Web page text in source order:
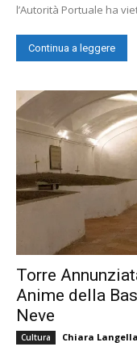
l’Autorità Portuale ha
Continua a leggere
Torre
Anime della
Neve
Cultura Chiara Langella